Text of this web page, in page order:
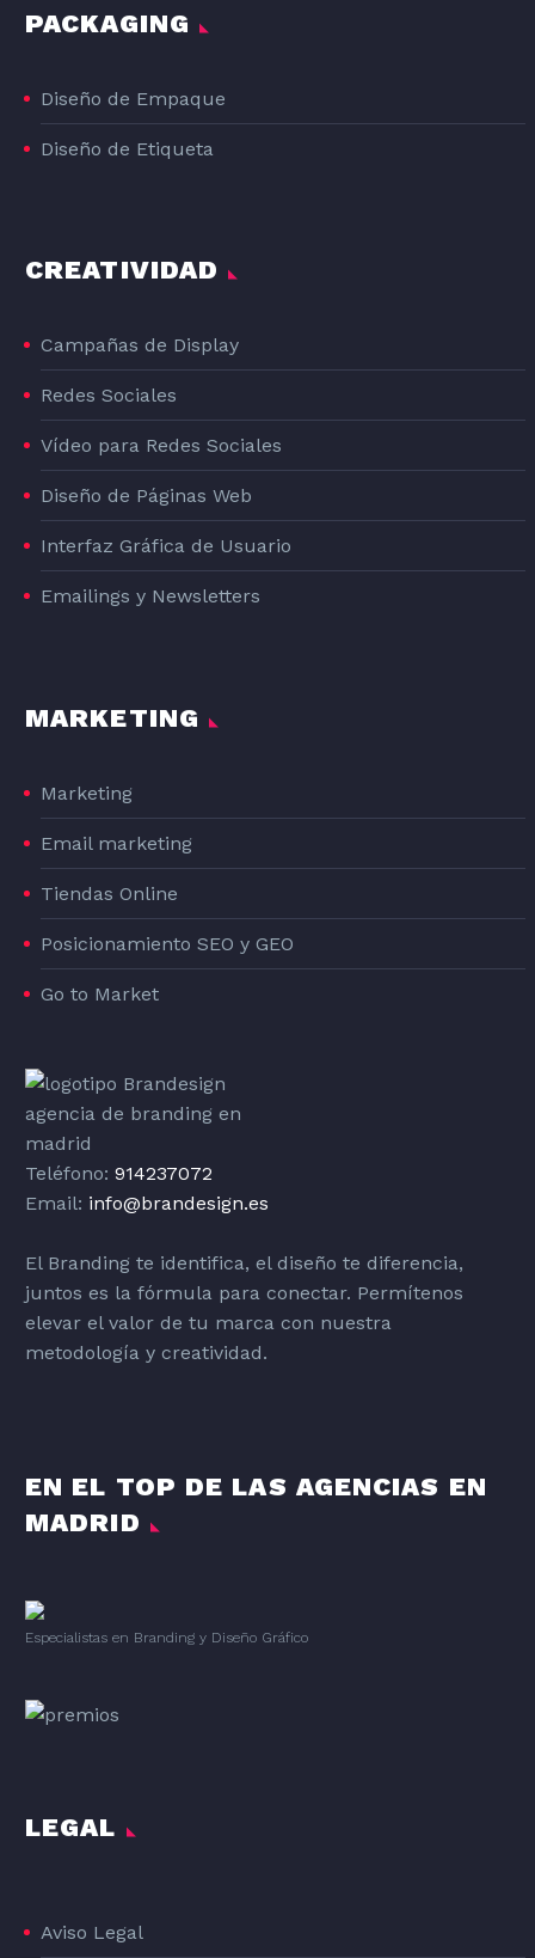
PACKAGING
Diseño de Empaque
Diseño de Etiqueta
CREATIVIDAD
Campañas de Display
Redes Sociales
Vídeo para Redes Sociales
Diseño de Páginas Web
Interfaz Gráfica de Usuario
Emailings y Newsletters
MARKETING
Marketing
Email marketing
Tiendas Online
Posicionamiento SEO y GEO
Go to Market
Teléfono: 914237072
Email: info@brandesign.es
El Branding te identifica, el diseño te diferencia,
juntos es la fórmula para conectar. Permítenos
elevar el valor de tu marca con nuestra
metodología y creatividad.
EN EL TOP DE LAS AGENCIAS EN
MADRID
Especialistas en Branding y Diseño Gráfico
LEGAL
Aviso Legal